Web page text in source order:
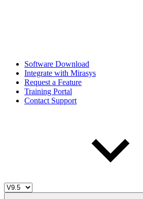
Software Download
Integrate with Mirasys
Request a Feature
Training Portal
Contact Support